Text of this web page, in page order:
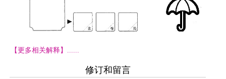
【更多相关解释】......